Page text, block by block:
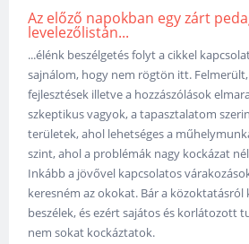
Az előző napokban egy zárt
levelezőlistán...
...élénk beszélgetés folyt a cikkel
sajnálom, hogy nem rögtön itt.
fejlesztések illetve a hozzászólások
szkeptikus vagyok, a tapasztalatom
területek, ahol lehetséges a
szint, ahol a problémák nagy kockázat
Inkább a jövővel kapcsolatos
keresném az okokat. Bár a
beszélek, és ezért sajátos és korlátozott
nem sokat kockáztatok.